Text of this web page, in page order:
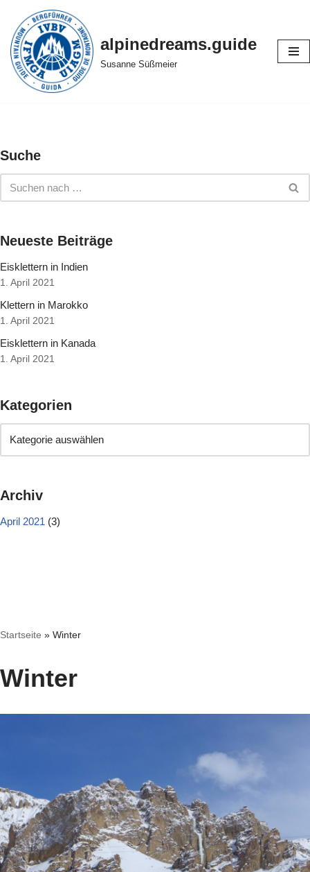
Zum
Inhalt
springen
alpinedreams.guide
Susanne Süßmeier
Suche
Neueste Beiträge
Eisklettern in Indien
1. April 2021
Klettern in Marokko
1. April 2021
Eisklettern in Kanada
1. April 2021
Kategorien
Archiv
April 2021 (3)
Startseite » Winter
Winter